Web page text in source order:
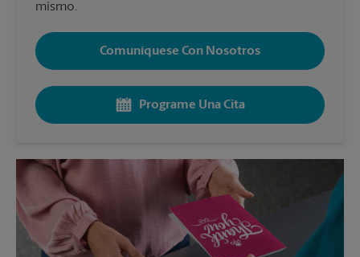
mismo.
Comuníquese Con Nosotros
Programe Una Cita